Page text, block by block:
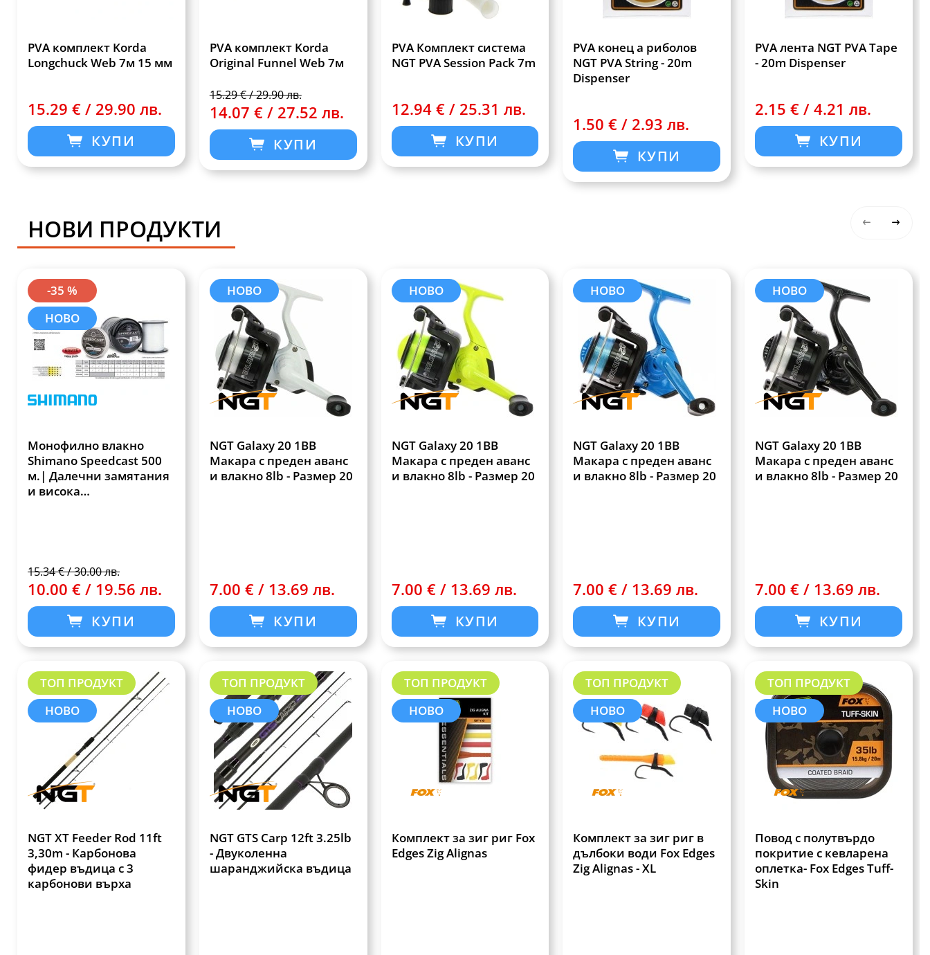
PVA комплект Korda
Longchuck Web 7м 15 мм
15.29 € / 29.90 лв.
КУПИ
PVA комплект Korda
Original Funnel Web 7м
15.29 € / 29.90 лв.
14.07 € / 27.52 лв.
КУПИ
PVA Комплект система
NGT PVA Session Pack 7m
12.94 € / 25.31 лв.
КУПИ
PVA конец а риболов
NGT PVA String - 20m
Dispenser
1.50 € / 2.93 лв.
КУПИ
PVA лента NGT PVA Tape
- 20m Dispenser
2.15 € / 4.21 лв.
КУПИ
НОВИ ПРОДУКТИ
-35 %
НОВО
Монофилно влакно
Shimano Speedcast 500
м.| Далечни замятания
и висока
15.34 € / 30.00 лв.
10.00 € / 19.56 лв.
КУПИ
НОВО
NGT Galaxy 20 1BB
Макара с преден аванс
и влакно 8lb - Размер 20
7.00 € / 13.69 лв.
КУПИ
НОВО
NGT Galaxy 20 1BB
Макара с преден аванс
и влакно 8lb - Размер 20
7.00 € / 13.69 лв.
КУПИ
НОВО
NGT Galaxy 20 1BB
Макара с преден аванс
и влакно 8lb - Размер 20
7.00 € / 13.69 лв.
КУПИ
НОВО
NGT Galaxy 20 1BB
Макара с преден аванс
и влакно 8lb - Размер 20
7.00 € / 13.69 лв.
КУПИ
ТОП ПРОДУКТ
НОВО
NGT XT Feeder Rod 11ft
3,30m - Карбонова
фидер въдица с 3
карбонови върха
ТОП ПРОДУКТ
НОВО
NGT GTS Carp 12ft 3.25lb
- Двуколенна
шаранджийска въдица
ТОП ПРОДУКТ
НОВО
Комплект за зиг риг Fox
Edges Zig Alignas
ТОП ПРОДУКТ
НОВО
Комплект за зиг риг в
дълбоки води Fox Edges
Zig Alignas - XL
ТОП ПРОДУКТ
НОВО
Повод с полутвърдо
покритие с кевларена
оплетка- Fox Edges Tuff-
Skin